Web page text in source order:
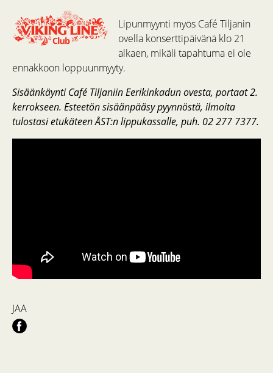
Lipunmyynti myös Café Tiljanin
ovella konserttipäivänä klo 21
alkaen, mikäli tapahtuma ei ole
ennakkoon loppuunmyyty.
Sisäänkäynti Café Tiljaniin Eerikinkadun ovesta, portaat 2.
kerrokseen. Esteetön sisäänpääsy pyynnöstä, ilmoita
tulostasi etukäteen ÅST:n lippukassalle, puh. 02 277 7377.
JAA